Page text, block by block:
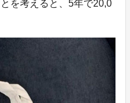
を考えると、5年で20,0